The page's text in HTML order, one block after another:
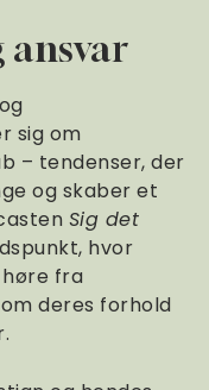
ansvar
sig om
– tendenser, der
og skaber et
Sig det
hvor
fra
deres forhold